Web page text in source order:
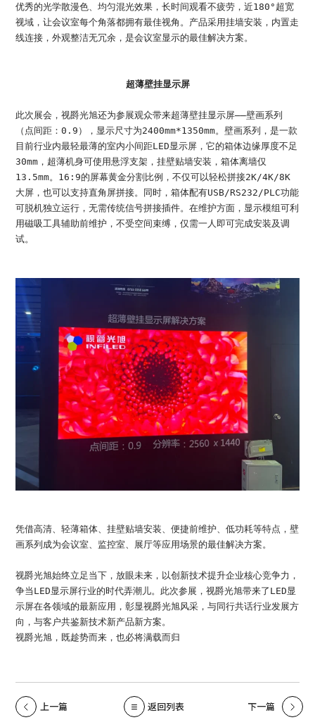
优秀的光学散漫色、均匀混光效果，长时间观看不疲劳，近180°超宽
视域，让会议室每个角落都拥有最佳视角。产品采用挂墙安装，内置走
线连接，外观整洁无冗余，是会议室显示的最佳解决方案。
超薄壁挂显示屏
此次展会，视爵光旭还为参展观众带来超薄壁挂显示屏——壁画系列
（点间距：0.9），显示尺寸为2400mm*1350mm。壁画系列，是一款
目前行业内最轻最薄的室内小间距LED显示屏，它的箱体边缘厚度不足
30mm，超薄机身可使用悬浮支架，挂壁贴墙安装，箱体离墙仅
13.5mm。16:9的屏幕黄金分割比例，不仅可以轻松拼接2K/4K/8K
大屏，也可以支持直角屏拼接。同时，箱体配有USB/RS232/PLC功能
可脱机独立运行，无需传统信号拼接插件。在维护方面，显示模组可利
用磁吸工具辅助前维护，不受空间束缚，仅需一人即可完成安装及调
试。
凭借高清、轻薄箱体、挂壁贴墙安装、便捷前维护、低功耗等特点，壁
画系列成为会议室、监控室、展厅等应用场景的最佳解决方案。
视爵光旭始终立足当下，放眼未来，以创新技术提升企业核心竞争力，
争当LED显示屏行业的时代弄潮儿。此次参展，视爵光旭带来了LED显
示屏在各领域的最新应用，彰显视爵光旭风采，与同行共话行业发展方
向，与客户共鉴新技术新产品新方案。
视爵光旭，既趁势而来，也必将满载而归
上一篇 返回列表 下一篇